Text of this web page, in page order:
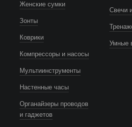
Женские сумки
Зонты
Коврики
Компрессоры и насосы
Мультиинструменты
Настенные часы
Органайзеры проводов
и гаджетов
Свечи
Умные